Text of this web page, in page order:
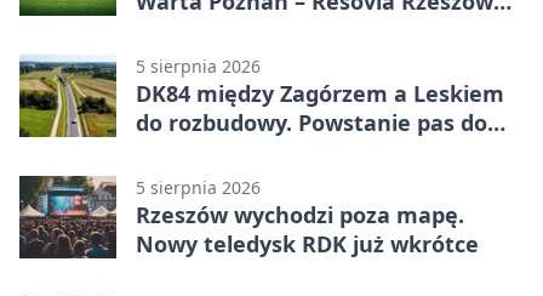
pierwszoligowca
5 sierpnia 2026
DK84 między Zagórzem a Leskiem
do rozbudowy. Powstanie pas do
5 sierpnia 2026
Rzeszów wychodzi poza mapę.
Nowy teledysk RDK już wkrótce